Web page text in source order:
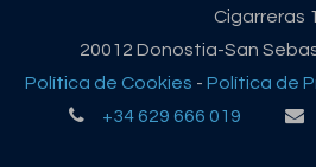
Cigarreras 1
20012 Donostia-San
Política de Cookies - Política de
+34 629 666 019